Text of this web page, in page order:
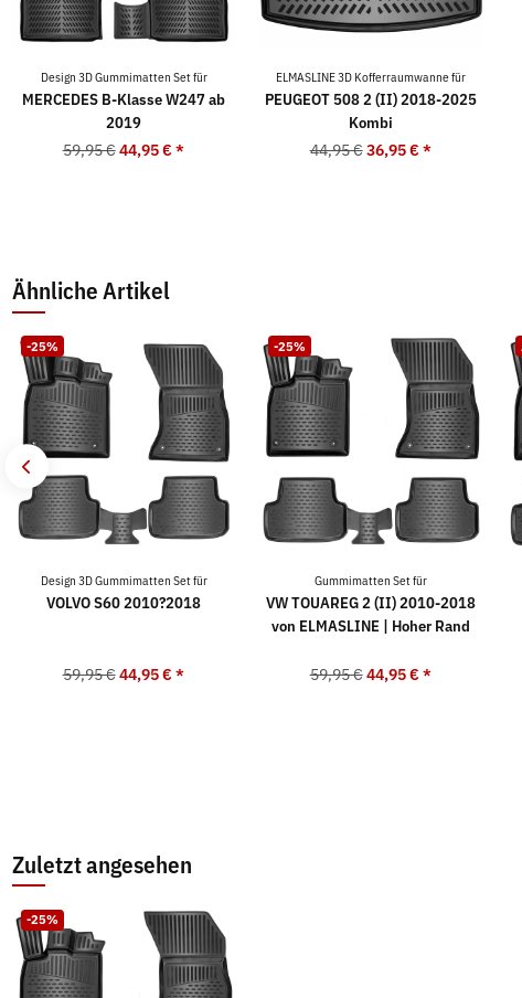
Design 3D Gummimatten Set für
MERCEDES B-Klasse W247 ab
2019
59,95 € 44,95 €*
ELMASLINE 3D Kofferraumwanne für
PEUGEOT 508 2 (II) 2018-2025
Kombi
44,95 € 36,95 €*
Ähnliche Artikel
-25%
Design 3D Gummimatten Set für
VOLVO S60 2010?2018
59,95 € 44,95 €*
-25%
Gummimatten Set für
VW TOUAREG 2 (II) 2010-2018
von ELMASLINE | Hoher Rand
59,95 € 44,95 €*
Zuletzt angesehen
-25%